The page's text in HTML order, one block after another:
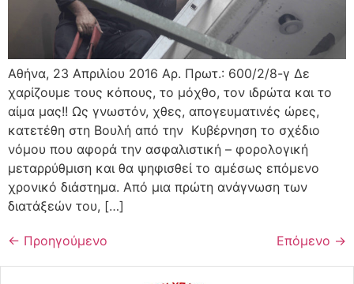
Αθήνα, 23 Απριλίου 2016 Αρ. Πρωτ.: 600/2/8-γ Δε
χαρίζουμε τους κόπους, το μόχθο, τον ιδρώτα και το
αίμα μας!! Ως γνωστόν, χθες, απογευματινές ώρες,
κατετέθη στη Βουλή από την Κυβέρνηση το σχέδιο
νόμου που αφορά την ασφαλιστική – φορολογική
μεταρρύθμιση και θα ψηφισθεί το αμέσως επόμενο
χρονικό διάστημα. Από μια πρώτη ανάγνωση των
διατάξεών του, […]
← Προηγούμενο Επόμενο →